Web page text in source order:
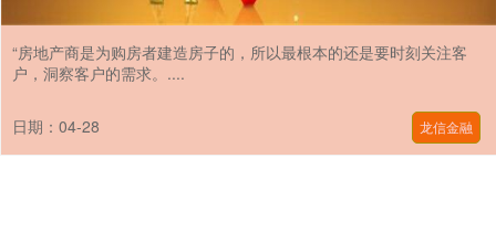
“房地产商是为购房者建造房子的，所以最根本的还是要时刻关注客
户，洞察客户的需求。....
日期：04-28 龙信金融